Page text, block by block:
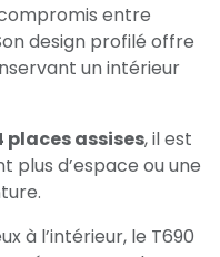
entre
design profilé offre
un intérieur
places assises, il est
plus d’espace ou une
à l’intérieur, le T690